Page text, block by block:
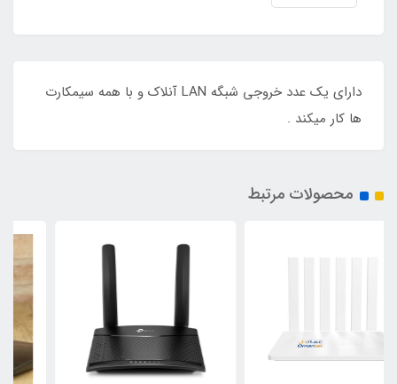
دارای یک عدد خروجی شبگه LAN آنلاک و با همه سیمکارت
ها کار میکند .
محصولات مرتبط